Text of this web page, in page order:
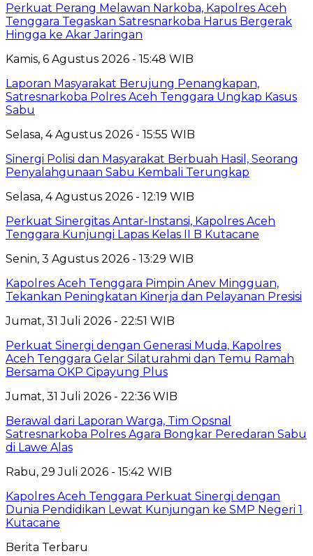
Perkuat Perang Melawan Narkoba, Kapolres Aceh
Tenggara Tegaskan Satresnarkoba Harus Bergerak
Hingga ke Akar Jaringan
Kamis, 6 Agustus 2026 - 15:48 WIB
Laporan Masyarakat Berujung Penangkapan,
Satresnarkoba Polres Aceh Tenggara Ungkap Kasus
Sabu
Selasa, 4 Agustus 2026 - 15:55 WIB
Sinergi Polisi dan Masyarakat Berbuah Hasil, Seorang
Penyalahgunaan Sabu Kembali Terungkap
Selasa, 4 Agustus 2026 - 12:19 WIB
Perkuat Sinergitas Antar-Instansi, Kapolres Aceh
Tenggara Kunjungi Lapas Kelas II B Kutacane
Senin, 3 Agustus 2026 - 13:29 WIB
Kapolres Aceh Tenggara Pimpin Anev Mingguan,
Tekankan Peningkatan Kinerja dan Pelayanan Presisi
Jumat, 31 Juli 2026 - 22:51 WIB
Perkuat Sinergi dengan Generasi Muda, Kapolres
Aceh Tenggara Gelar Silaturahmi dan Temu Ramah
Bersama OKP Cipayung Plus
Jumat, 31 Juli 2026 - 22:36 WIB
Berawal dari Laporan Warga, Tim Opsnal
Satresnarkoba Polres Agara Bongkar Peredaran Sabu
di Lawe Alas
Rabu, 29 Juli 2026 - 15:42 WIB
Kapolres Aceh Tenggara Perkuat Sinergi dengan
Dunia Pendidikan Lewat Kunjungan ke SMP Negeri 1
Kutacane
Berita Terbaru